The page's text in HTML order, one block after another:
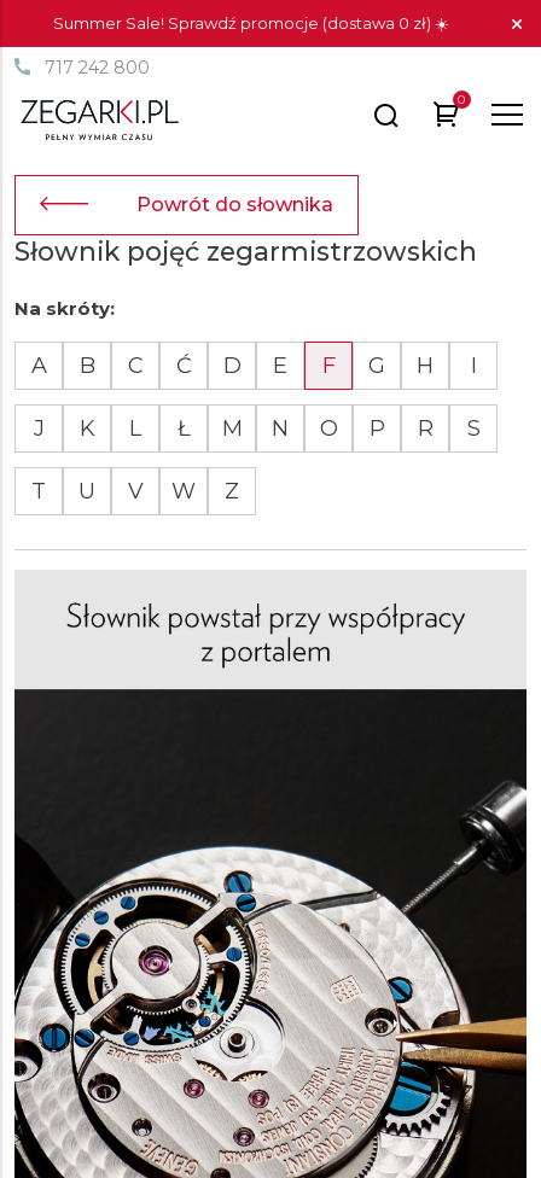
Summer Sale! Sprawdź promocje (dostawa 0 zł) ☀️
717 242 800
0
Powrót do słownika
Słownik pojęć zegarmistrzowskich
Na skróty:
A B C Ć D E F G H I
J K L Ł M N O P R S
T U V W Z